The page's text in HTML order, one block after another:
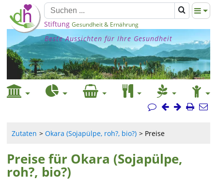
Stiftung Gesundheit & Ernährung
Beste Aussichten für Ihre Gesundheit
Zutaten Okara (Sojapülpe, roh?, bio?) Preise
Preise für Okara (Sojapülpe,
roh?, bio?)